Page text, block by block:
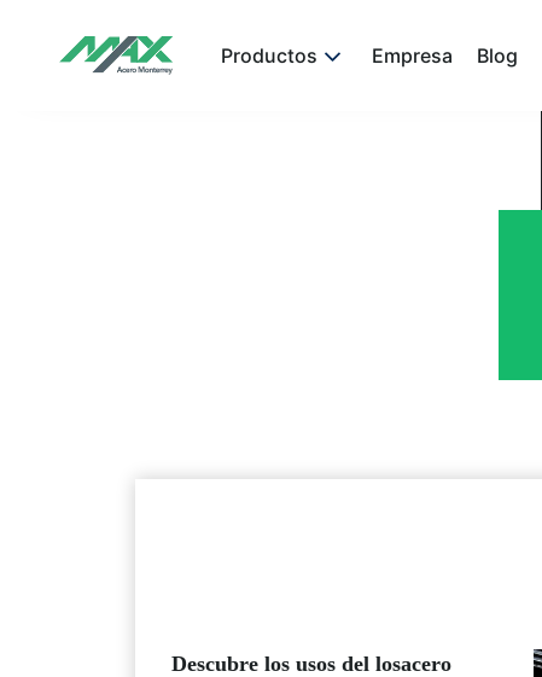
Productos Empresa Blog
Descubre los usos del losacero